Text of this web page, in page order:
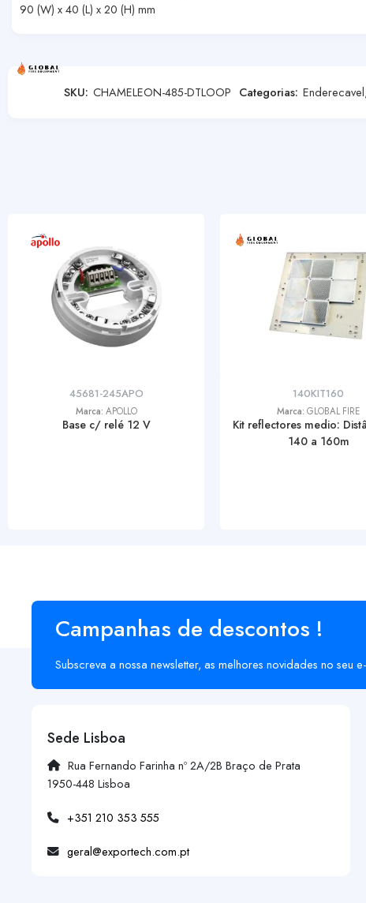
90 (W) x 40 (L) x 20 (H) mm
SKU: CHAMELEON-485-DTLOOP Categorias: Enderecavel,
45681-245APO
Marca: APOLLO
Base c/ relé 12 V
140KIT160
Marca: GLOBAL FIRE
Kit reflectores medio:
140 a 160m
Campanhas de descontos !
Subscreva a nossa newsletter, as melhores novidades no seu
Sede Lisboa
Rua Fernando Farinha nº 2A/2B Braço de Prata
1950-448 Lisboa
+351 210 353 555
geral@exportech.com.pt